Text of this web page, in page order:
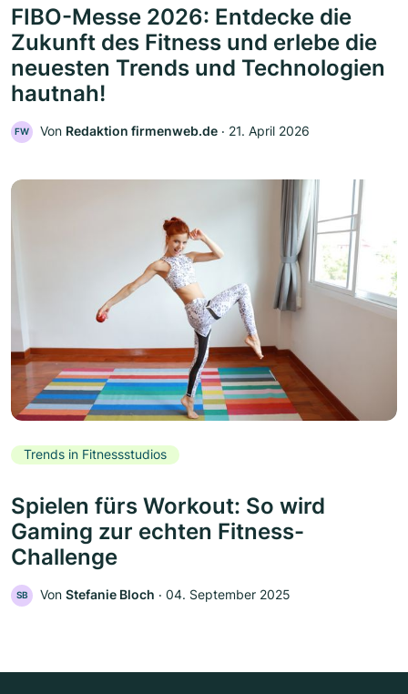
FIBO-Messe 2026: Entdecke die
Zukunft des Fitness und erlebe die
neuesten Trends und Technologien
hautnah!
FW Von Redaktion firmenweb.de ‧ 21. April 2026
Trends in Fitnessstudios
Spielen fürs Workout: So wird
Gaming zur echten Fitness-
Challenge
SB Von Stefanie Bloch ‧ 04. September 2025